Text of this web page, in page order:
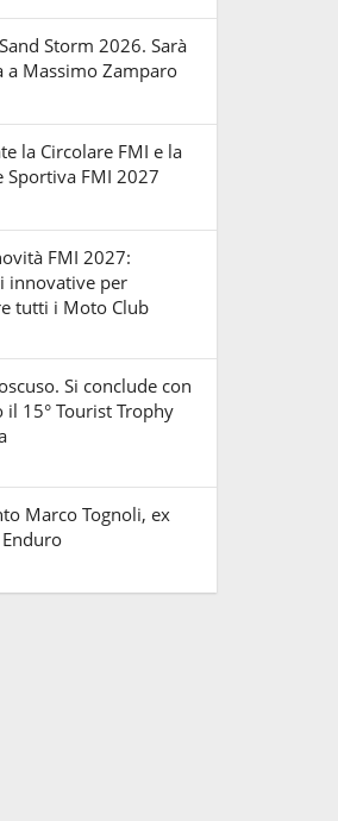
Storm 2026. Sarà
a Massimo Zamparo
la Circolare FMI e la
Sportiva FMI 2027
FMI 2027:
innovative per
tutti i Moto Club
Si conclude con
il 15° Tourist Trophy
Marco Tognoli, ex